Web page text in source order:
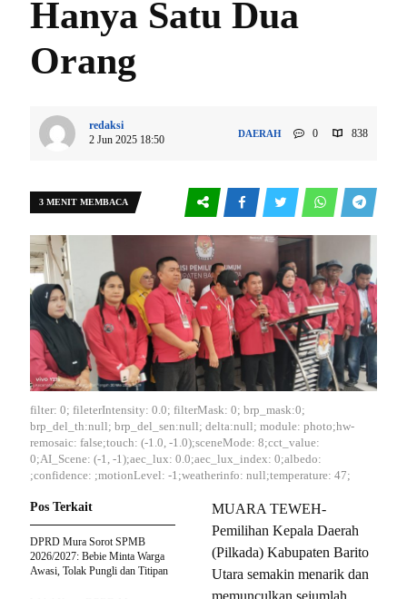
Hanya Satu Dua
Orang
redaksi
2 Jun 2025 18:50
DAERAH 0 838
3 MENIT MEMBACA
filter: 0; fileterIntensity: 0.0; filterMask: 0; brp_mask:0;
brp_del_th:null; brp_del_sen:null; delta:null; module: photo;hw-
remosaic: false;touch: (-1.0, -1.0);sceneMode: 8;cct_value:
0;AI_Scene: (-1, -1);aec_lux: 0.0;aec_lux_index: 0;albedo:
;confidence: ;motionLevel: -1;weatherinfo: null;temperature: 47;
MUARA TEWEH-
Pemilihan Kepala Daerah
(Pilkada) Kabupaten Barito
Utara semakin menarik dan
memunculkan sejumlah
Pos Terkait
DPRD Mura Sorot SPMB
2026/2027: Bebie Minta Warga
Awasi, Tolak Pungli dan Titipan